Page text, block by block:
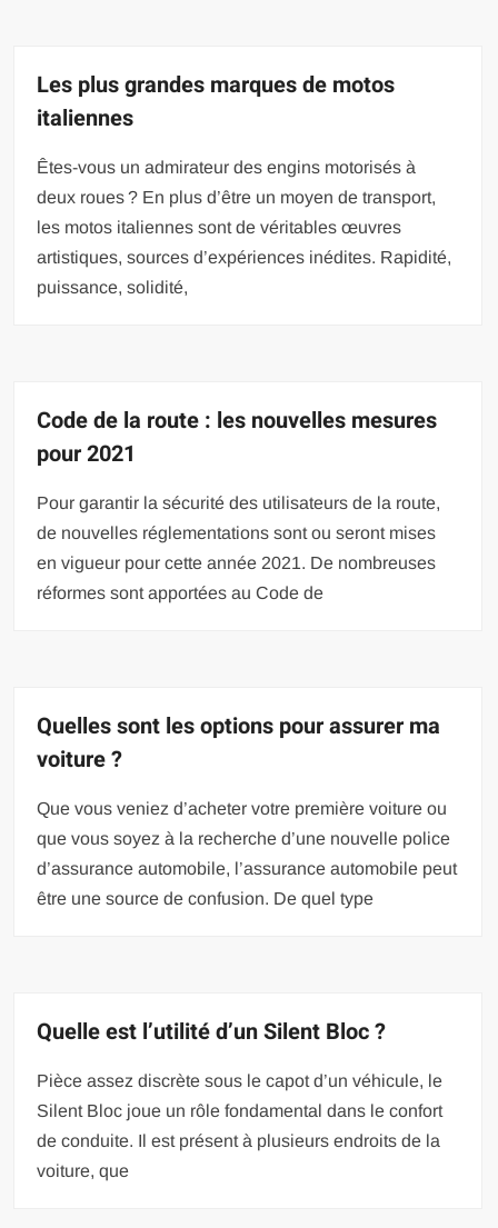
Les plus grandes marques de motos
italiennes
Êtes-vous un admirateur des engins motorisés à
deux roues ? En plus d’être un moyen de transport,
les motos italiennes sont de véritables œuvres
artistiques, sources d’expériences inédites. Rapidité,
puissance, solidité,
Code de la route : les nouvelles mesures
pour 2021
Pour garantir la sécurité des utilisateurs de la route,
de nouvelles réglementations sont ou seront mises
en vigueur pour cette année 2021. De nombreuses
réformes sont apportées au Code de
Quelles sont les options pour assurer ma
voiture ?
Que vous veniez d’acheter votre première voiture ou
que vous soyez à la recherche d’une nouvelle police
d’assurance automobile, l’assurance automobile peut
être une source de confusion. De quel type
Quelle est l’utilité d’un Silent Bloc ?
Pièce assez discrète sous le capot d’un véhicule, le
Silent Bloc joue un rôle fondamental dans le confort
de conduite. Il est présent à plusieurs endroits de la
voiture, que